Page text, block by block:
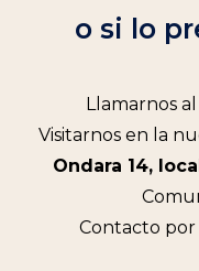
o si lo
Llamarnos
Visitarnos en la
Ondara 14,
Contacto por